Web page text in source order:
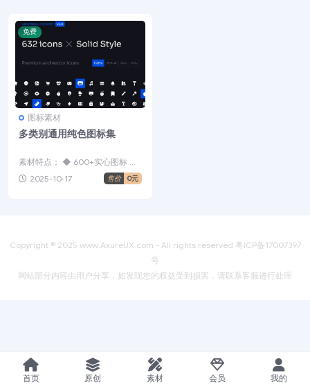
免费
图标素材
多类别通用纯色图标集
素材特点： ◆ 600+实心图标 ◆
24 x 24 px 网格大小 ◆ 2px...
2025-10-17 售价 0元
Copyright © 2025 www.AxureUX.com - All rights reserved 粤ICP备17007397
号
网站部分内容由用户分享，如发现您的权益受到损害，请联系客服进行处理
首页 原创 素材 会员 我的